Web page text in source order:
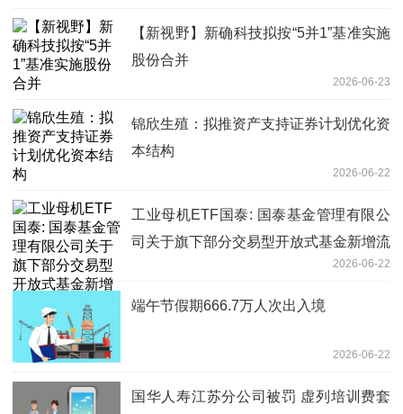
【新视野】新确科技拟按“5并1”基准实施
股份合并
2026-06-23
锦欣生殖：拟推资产支持证券计划优化资
本结构
2026-06-22
工业母机ETF国泰: 国泰基金管理有限公
司关于旗下部分交易型开放式基金新增流
2026-06-22
端午节假期666.7万人次出入境
2026-06-22
国华人寿江苏分公司被罚 虚列培训费套